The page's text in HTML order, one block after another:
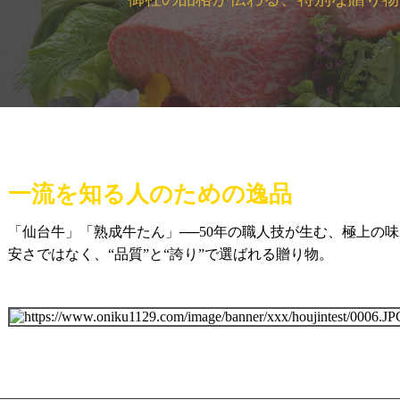
一流を知る人のための逸品
「仙台牛」「熟成牛たん」──50年の職人技が生む、極上の
安さではなく、“品質”と“誇り”で選ばれる贈り物。